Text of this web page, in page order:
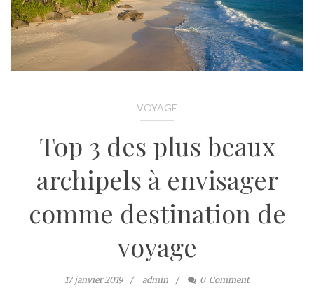
VOYAGE
Top 3 des plus beaux
archipels à envisager
comme destination de
voyage
17 janvier 2019 admin 0 Comment